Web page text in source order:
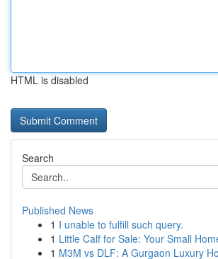
HTML is disabled
Search
Published News
1 I unable to fulfill such query.
1 Little Calf for Sale: Your Small
1 M3M vs DLF: A Gurgaon Luxury